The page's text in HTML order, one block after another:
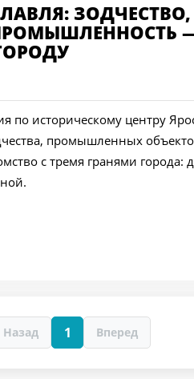
ЗОДЧЕСТВО,
по историческому центру
промышленных
с тремя гранями города:
Назад 1 Вперед